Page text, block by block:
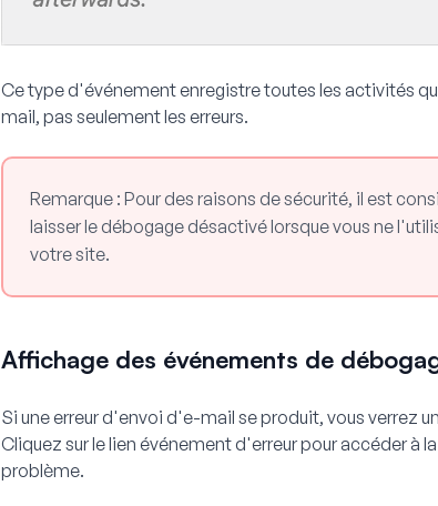
Ce type d'événement enregistre toutes les activités
mail, pas seulement les erreurs.
Remarque : Pour des raisons de sécurité, il est
laisser le débogage désactivé lorsque vous ne
votre site.
Affichage des événements de
Si une erreur d'envoi d'e-mail se produit, vous verrez
Cliquez sur le lien événement d'erreurpour accéder à
problème.